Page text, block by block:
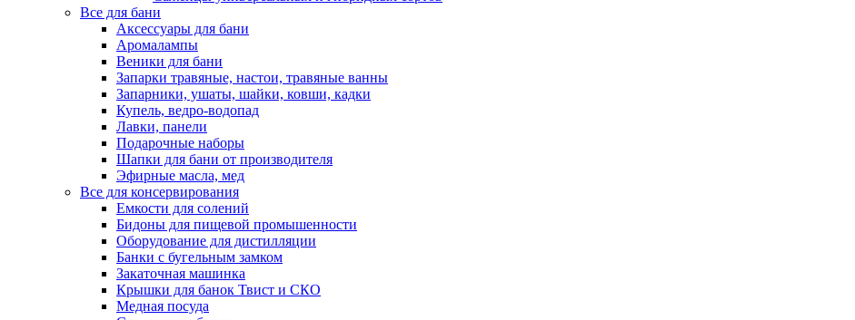
Все для бани
Аксессуары для бани
Аромалампы
Веники для бани
Запарки травяные, настои, травяные ванны
Запарники, ушаты, шайки, ковши, кадки
Купель, ведро-водопад
Лавки, панели
Подарочные наборы
Шапки для бани от производителя
Эфирные масла, мед
Все для консервирования
Емкости для солений
Бидоны для пищевой промышенности
Оборудование для дистилляции
Банки с бугельным замком
Закаточная машинка
Крышки для банок Твист и СКО
Медная посуда